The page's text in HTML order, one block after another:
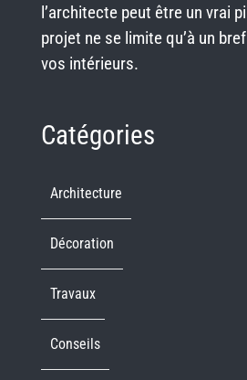
l’architecte peut être un vrai
projet ne se limite qu’à un
vos intérieurs.
Catégories
Architecture
Décoration
Travaux
Conseils